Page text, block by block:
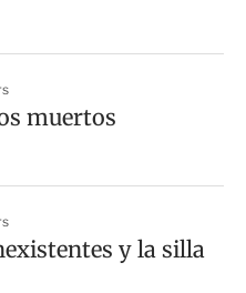
muertos
y la silla